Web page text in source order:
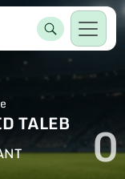
TALEB 0